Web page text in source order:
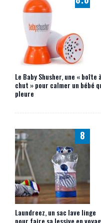
Le Baby Shusher, une « boîte à
chut » pour calmer un bébé
pleure
8
Laundreez, un sac lave linge
pour faire sa lessive en